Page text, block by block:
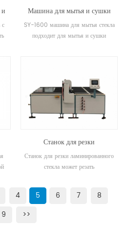
регулировки скорости шлифования,
широкий регулируемый диапазон,
хорошую стабильность, простоту в
модель имеет преимущества
высокой эффективности работы,
энергосбережения и экономии
электроэнергии. Размер:
2700x600x1500 мм Мощность:
Скорость шлифования: 0-2,5 мин.
Машина для мытья и сушки
стекла с воздушным ножом
SY-1600 машина для мытья стекла
подходит для мытья и сушки
стекла. Машина для мытья стекла
имеет горизонтальную конструкцию,
односекционную структуру для
очистки стекла, красивый внешний
вид, чистящую и сушильную часть
стали.
Станок для резки
ламинированного стекла SY-
2621 合わせガラス切断機 접
Станок для резки ламинированного
стекла может резать
4 5 6 7
8
9
>>